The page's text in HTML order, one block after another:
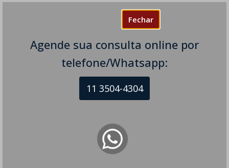
Fechar
Agende sua consulta online por
telefone/Whatsapp:
11 3504-4304